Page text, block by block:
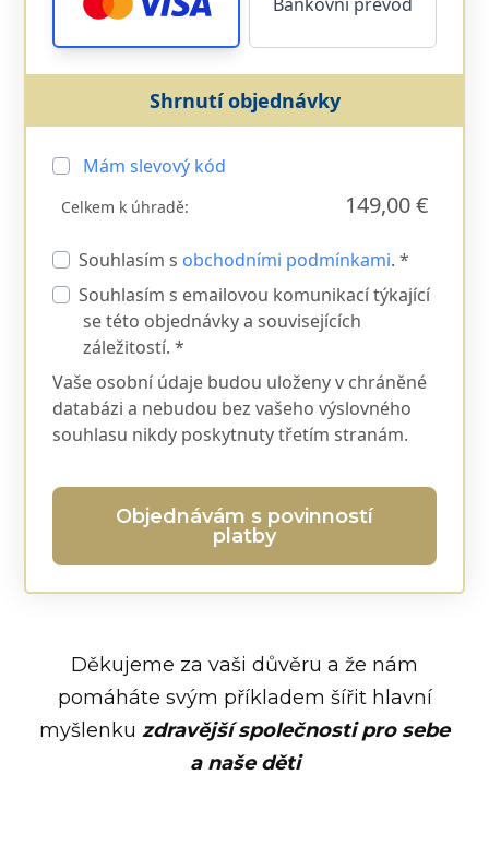
Shrnutí objednávky
Mám slevový kód
Celkem k úhradě: 149,00 €
Souhlasím s obchodními podmínkami. *
Souhlasím s emailovou komunikací týkající
se této objednávky a souvisejících
záležitostí. *
Vaše osobní údaje budou uloženy v chráněné
databázi a nebudou bez vašeho výslovného
souhlasu nikdy poskytnuty třetím stranám.
Objednávám s povinností
platby
Děkujeme za vaši důvěru a že nám
pomáháte svým příkladem šířit hlavní
myšlenku zdravější společnosti pro sebe
a naše děti